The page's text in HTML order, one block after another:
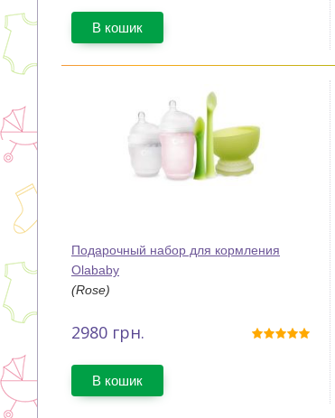
В кошик
Подарочный набор для кормления
Olababy
(Rose)
2980 грн.
В кошик